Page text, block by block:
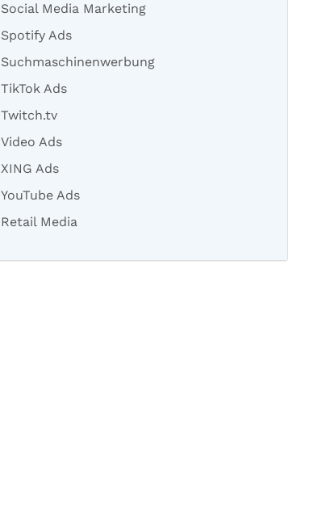
Social Media Marketing
Spotify Ads
Suchmaschinenwerbung
TikTok Ads
Twitch.tv
Video Ads
XING Ads
YouTube Ads
Retail Media